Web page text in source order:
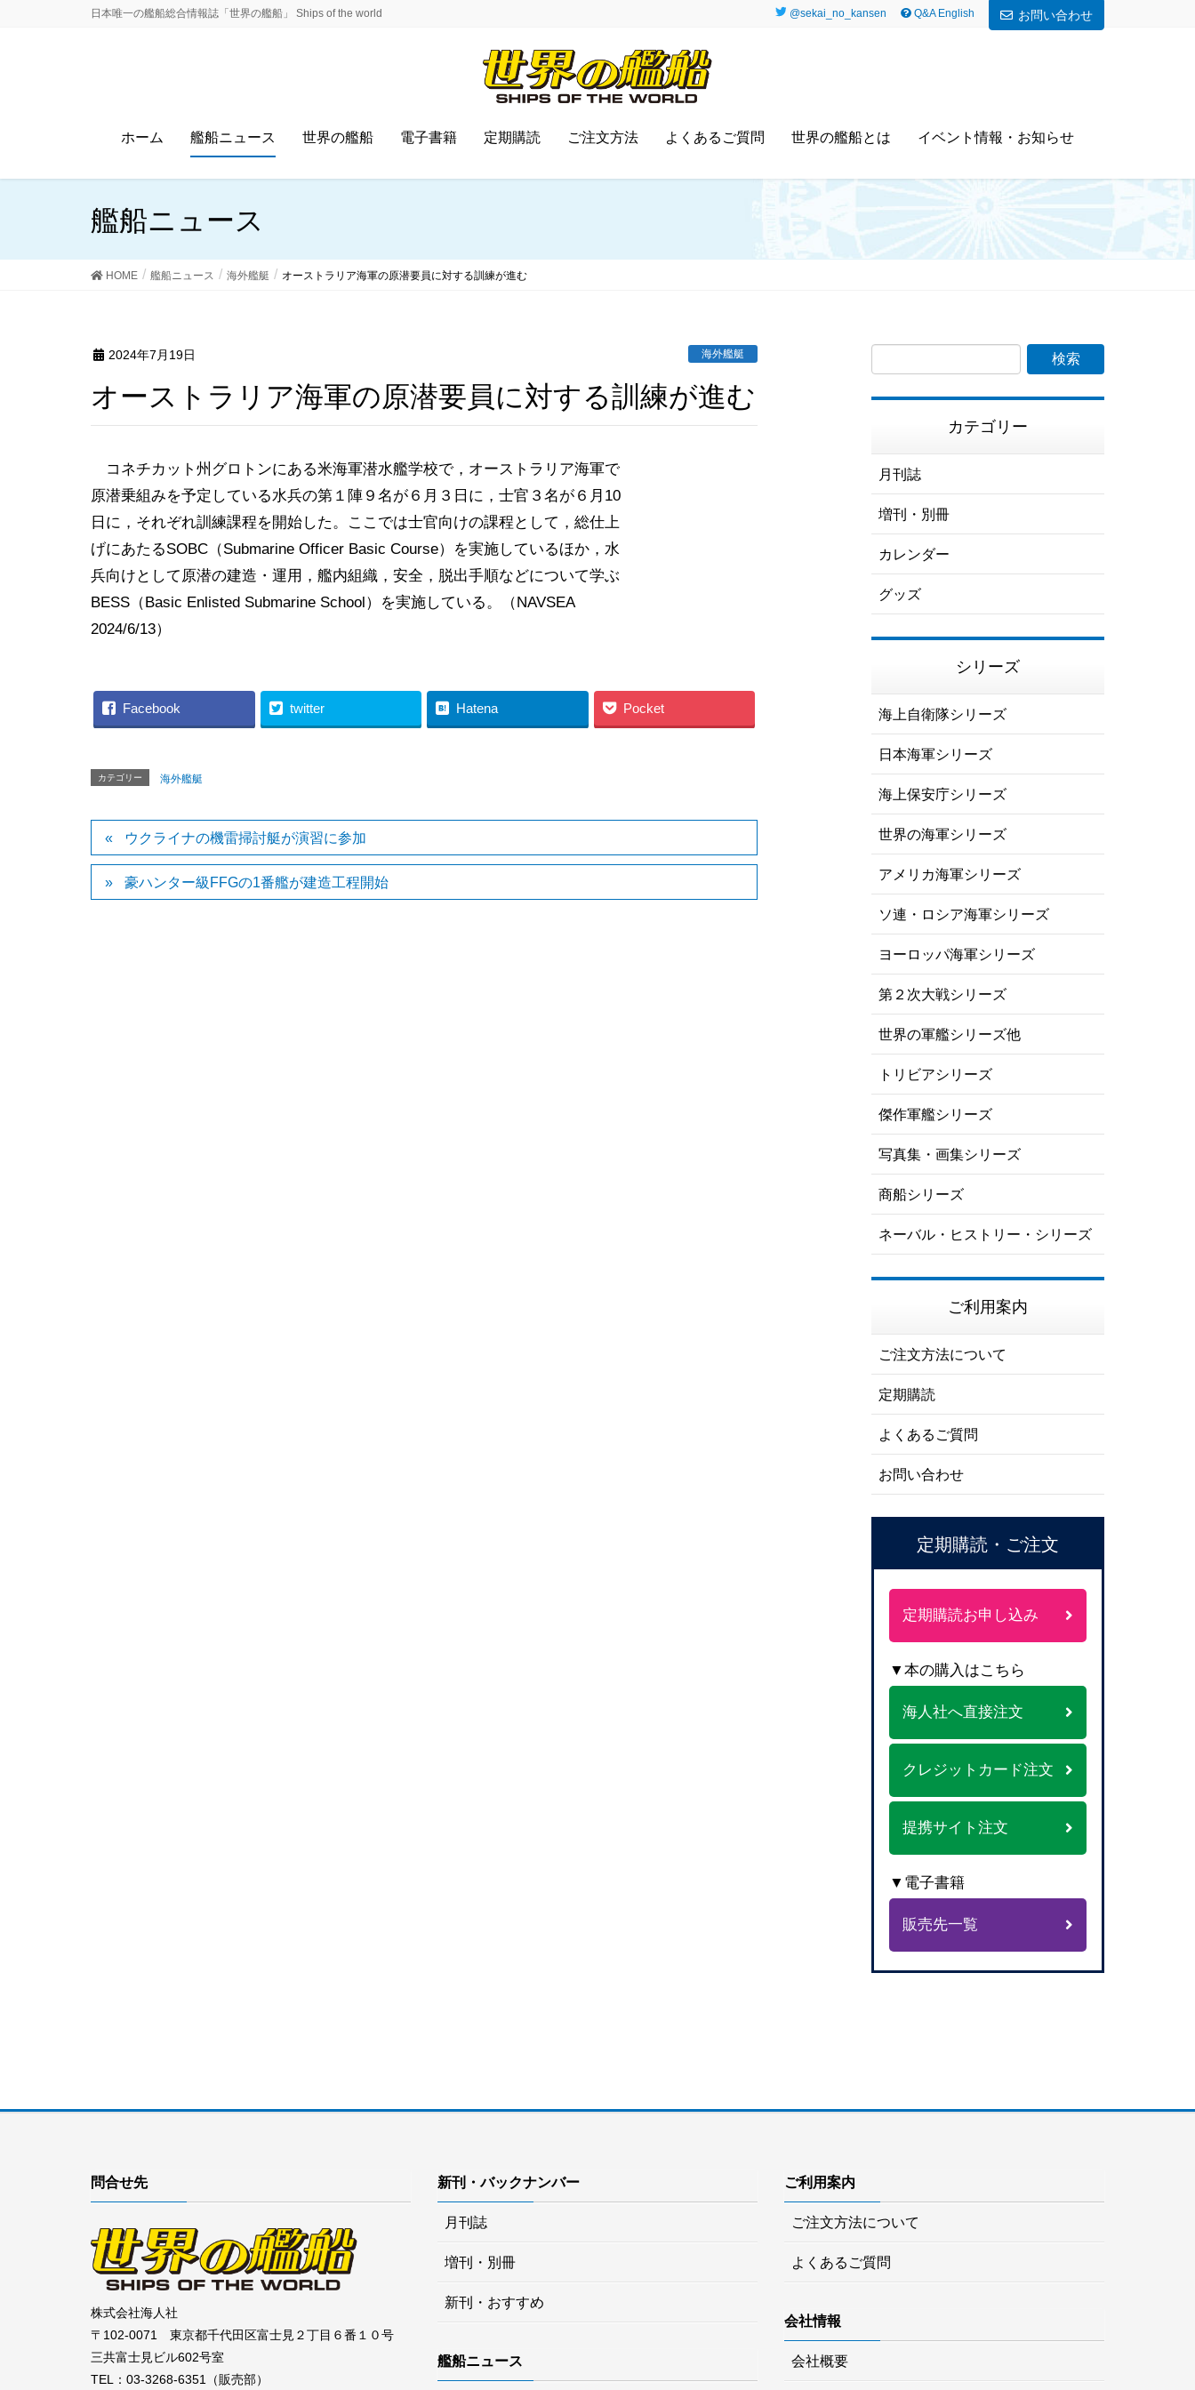
日本唯一の艦船総合情報誌「世界の艦船」 Ships of the world @sekai_no_kansen Q&A English お問い合わせ
ホーム 艦船ニュース 世界の艦船 電子書籍 定期購読 ご注文方法 よくあるご質問 世界の艦船とは イベント情報・お知らせ
艦船ニュース
HOME 艦船ニュース 海外艦艇 オーストラリア海軍の原潜要員に対する訓練が進む
2024年7月19日 海外艦艇
オーストラリア海軍の原潜要員に対する訓練が進む
コネチカット州グロトンにある米海軍潜水艦学校で，オーストラリア海軍で
原潜乗組みを予定している水兵の第１陣９名が６月３日に，士官３名が６月10
日に，それぞれ訓練課程を開始した。ここでは士官向けの課程として，総仕上
げにあたるSOBC（Submarine Officer Basic Course）を実施しているほか，水
兵向けとして原潜の建造・運用，艦内組織，安全，脱出手順などについて学ぶ
BESS（Basic Enlisted Submarine School）を実施している。（NAVSEA
2024/6/13）
Facebook twitter Hatena Pocket
カテゴリー 海外艦艇
ウクライナの機雷掃討艇が演習に参加
豪ハンター級FFGの1番艦が建造工程開始
カテゴリー
月刊誌
増刊・別冊
カレンダー
グッズ
シリーズ
海上自衛隊シリーズ
日本海軍シリーズ
海上保安庁シリーズ
世界の海軍シリーズ
アメリカ海軍シリーズ
ソ連・ロシア海軍シリーズ
ヨーロッパ海軍シリーズ
第２次大戦シリーズ
世界の軍艦シリーズ他
トリビアシリーズ
傑作軍艦シリーズ
写真集・画集シリーズ
商船シリーズ
ネーバル・ヒストリー・シリーズ
ご利用案内
ご注文方法について
定期購読
よくあるご質問
お問い合わせ
定期購読・ご注文
定期購読お申し込み
▼本の購入はこちら
海人社へ直接注文
クレジットカード注文
提携サイト注文
▼電子書籍
販売先一覧
問合せ先
株式会社海人社
〒102-0071 東京都千代田区富士見２丁目６番１０号
三共富士見ビル602号室
TEL：03-3268-6351（販売部）
新刊・バックナンバー
月刊誌
増刊・別冊
新刊・おすすめ
艦船ニュース
ご利用案内
ご注文方法について
よくあるご質問
会社情報
会社概要